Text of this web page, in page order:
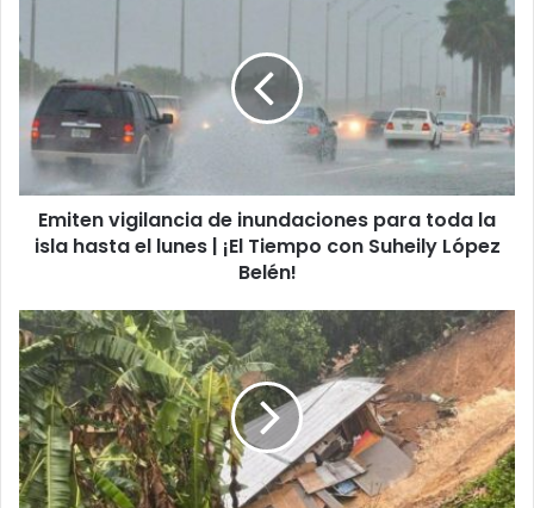
de
inundaciones
para
toda
la
isla
hasta
lunes
Tiempo
con
Suheily
López
Belén!
Emiten vigilancia de inundaciones para toda la
isla hasta el lunes | ¡El Tiempo con Suheily López
Belén!
Radican
resolución
para
investigar
al
R3
y
su